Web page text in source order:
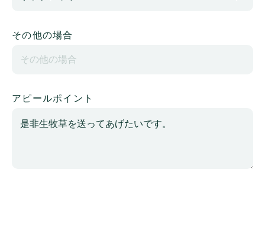
その他の場合
アピールポイント